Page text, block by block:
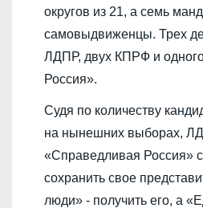
округов из 21, а семь
самовыдвиженцы. Трех
ЛДПР, двух КПРФ и
Россия».
Судя по количеству
на нынешних выборах,
«Справедливая Россия»
сохранить свое
люди» - получить его, а